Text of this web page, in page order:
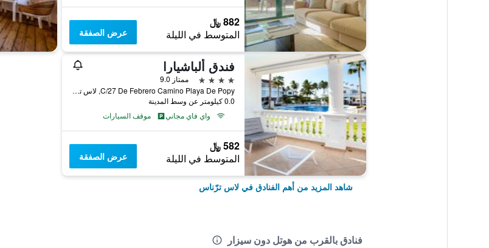
882 ﷼
المتوسط في الليلة عرض الصفقة
فندق ألباشيارا
4 نجوم
ممتاز 9.0
C/27 De Febrero Camino Playa De Popy, لاس ترّناس, جمهورية الدومينيكان
0.0 كيلومتر عن وسط المدينة
واي فاي مجاني
موقف السيارات
582 ﷼
المتوسط في الليلة عرض الصفقة
شاهد المزيد من أهم الفنادق في لاس ترّناس
فنادق بالقرب من هوتل دون سيزار